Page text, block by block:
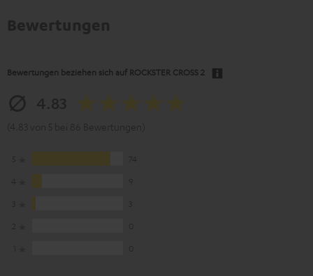
Bewertungen beziehen sich auf ROCKSTER CROSS 2